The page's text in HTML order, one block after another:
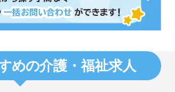
めの介護・福祉求人